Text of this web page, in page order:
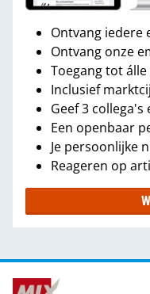
Ontvang iedere
Ontvang onze
Toegang tot
Inclusief
Geef 3 collega's
Een openbaar
Je persoonlijke
Reageren op